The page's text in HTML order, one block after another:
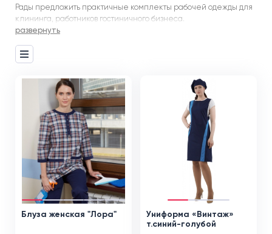
Рады предложить практичные комплекты рабочей одежды для
клининга, работников гостиничного бизнеса.
развернуть
Блуза женская "Лора"
Униформа «Винтаж»
т.синий-голубой